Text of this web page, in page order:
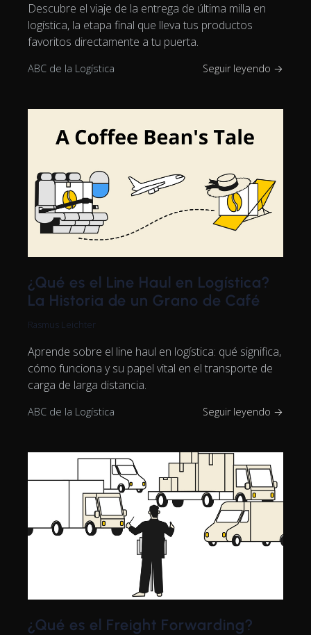
Descubre el viaje de la entrega de última milla en
logística, la etapa final que lleva tus productos
favoritos directamente a tu puerta.
ABC de la Logística Seguir leyendo →
¿Qué es el Line Haul en Logística?
La Historia de un Grano de Café
Rasmus Leichter
Aprende sobre el line haul en logística: qué significa,
cómo funciona y su papel vital en el transporte de
carga de larga distancia.
ABC de la Logística Seguir leyendo →
¿Qué es el Freight Forwarding?